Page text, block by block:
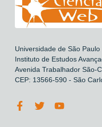
Universidade de São Paulo
Instituto de Estudos
Avenida Trabalhador São-
CEP: 13566-590 - São